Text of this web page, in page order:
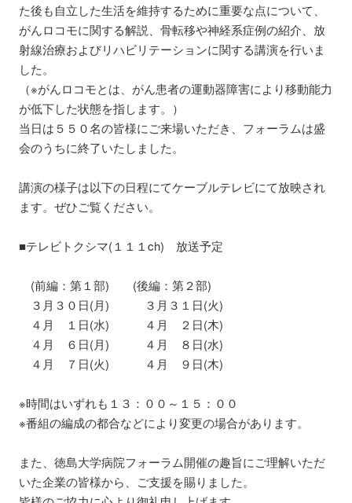
た後も自立した生活を維持するために重要な点について、
がんロコモに関する解説、骨転移や神経系症例の紹介、放
射線治療およびリハビリテーションに関する講演を行いま
した。
（※がんロコモとは、がん患者の運動器障害により移動能力
が低下した状態を指します。）
当日は５５０名の皆様にご来場いただき、フォーラムは盛
会のうちに終了いたしました。
講演の様子は以下の日程にてケーブルテレビにて放映され
ます。ぜひご覧ください。
■テレビトクシマ(１１１ch) 放送予定
(前編：第１部) (後編：第２部)
３月３０日(月) ３月３１日(火)
４月 １日(水) ４月 ２日(木)
４月 ６日(月) ４月 ８日(水)
４月 ７日(火) ４月 ９日(木)
※時間はいずれも１３：００～１５：００
※番組の編成の都合などにより変更の場合があります。
また、徳島大学病院フォーラム開催の趣旨にご理解いただ
いた企業の皆様から、ご支援を賜りました。